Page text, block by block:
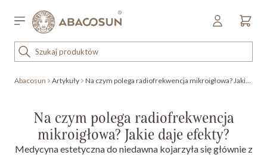
Sklep detaliczny
OUTLET
KOSMETYKI
Abacosun Artykuły Na czym polega radiofrekwencja mikroigłowa? Jakie daje efekty?
Na czym polega radiofrekwencja
mikroigłowa? Jakie daje efekty?
Medycyna estetyczna do niedawna kojarzyła się głównie z